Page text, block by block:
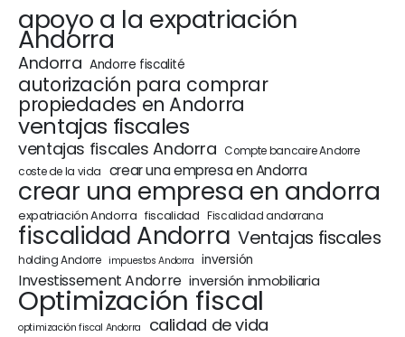
apoyo a la expatriación
Andorra
Andorra Andorre fiscalité
autorización para comprar
propiedades en Andorra
ventajas fiscales
ventajas fiscales Andorra Compte bancaire Andorre
coste de la vida crear una empresa en Andorra
crear una empresa en andorra
expatriación Andorra fiscalidad Fiscalidad andorrana
fiscalidad Andorra Ventajas fiscales
holding Andorre impuestos Andorra inversión
Investissement Andorre inversión inmobiliaria
Optimización fiscal
optimización fiscal Andorra calidad de vida